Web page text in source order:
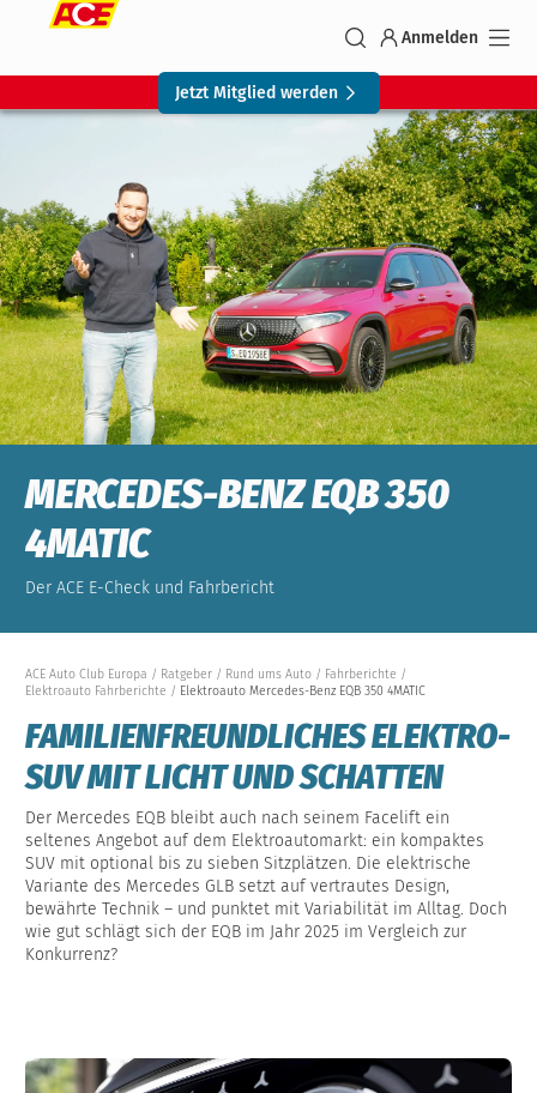
Anmelden
Jetzt Mitglied werden
MERCEDES-BENZ EQB 350
4MATIC
Der ACE E-Check und Fahrbericht
ACE Auto Club Europa Ratgeber Rund ums Auto
Fahrberichte
Elektroauto Fahrberichte
Elektroauto Mercedes-Benz EQB 350 4MATIC
FAMILIENFREUNDLICHES ELEKTRO-
SUV MIT LICHT UND SCHATTEN
Der Mercedes EQB bleibt auch nach seinem Facelift ein
seltenes Angebot auf dem Elektroautomarkt: ein kompaktes
SUV mit optional bis zu sieben Sitzplätzen. Die elektrische
Variante des Mercedes GLB setzt auf vertrautes Design,
bewährte Technik – und punktet mit Variabilität im Alltag. Doch
wie gut schlägt sich der EQB im Jahr 2025 im Vergleich zur
Konkurrenz?